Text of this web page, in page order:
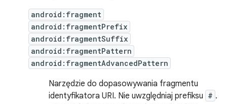
android:fragment
android:fragmentPrefix
android:fragmentSuffix
android:fragmentPattern
android:fragmentAdvancedPattern
Narzędzie do dopasowywania fragmentu
identyfikatora URI. Nie uwzględniaj prefiksu # .